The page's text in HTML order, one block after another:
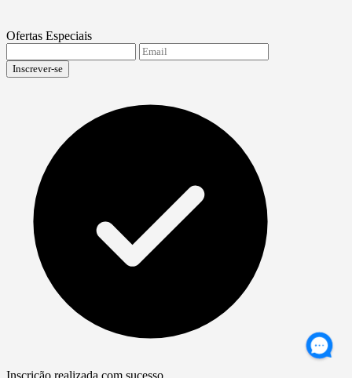
Ofertas Especiais
Inscrever-se
Inscrição realizada com sucesso.